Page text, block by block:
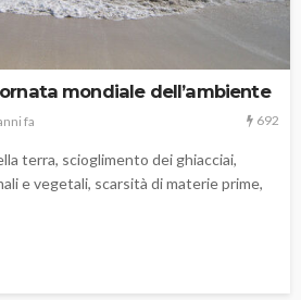
mondiale dell’ambiente
fa 692
terra, scioglimento dei ghiacciai,
e vegetali, scarsità di materie prime,